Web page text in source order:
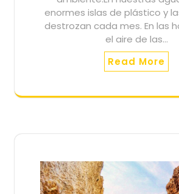
enormes islas de plástico y
destrozan cada mes. En las
el aire de las…
Read More